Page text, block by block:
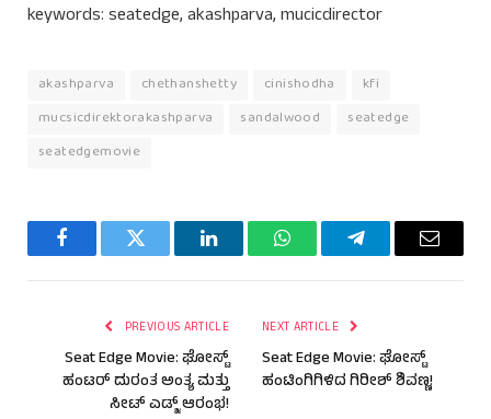
keywords: seatedge, akashparva, mucicdirector
akashparva chethanshetty cinishodha
kfi
mucsicdirektorakashparva
sandalwood
seatedge
seatedgemovie
FacebookTwitter LinkedInWhatsAppTelegramEmail
PREVIOUS ARTICLE
Seat Edge Movie: ಘೋಸ್ಟ್
ಹಂಟರ್ ದುರಂತ ಅಂತ್ಯ ಮತ್ತು
ಸೀಟ್ ಎಡ್ಜ್ ಆರಂಭ!
NEXT ARTICLE
Seat Edge Movie: ಘೋಸ್ಟ್
ಹಂಟಿಂಗಿಗಿಳಿದ ಗಿರೀಶ್ ಶಿವಣ್ಣ!